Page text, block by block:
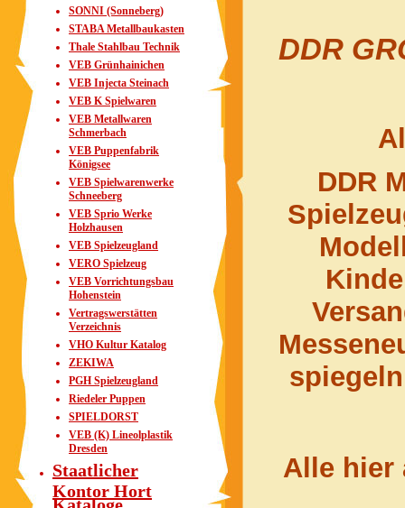
SONNI (Sonneberg)
STABA Metallbaukasten
Thale Stahlbau Technik
VEB Grünhainichen
VEB Injecta Steinach
VEB K Spielwaren
VEB Metallwaren
Schmerbach
VEB Puppenfabrik
Königsee
VEB Spielwarenwerke
Schneeberg
VEB Sprio Werke
Holzhausen
VEB Spielzeugland
VERO Spielzeug
VEB Vorrichtungsbau
Hohenstein
Vertragswerstätten
Verzeichnis
VHO Kultur Katalog
ZEKIWA
PGH Spielzeugland
Riedeler Puppen
SPIELDORST
VEB (K) Lineolplastik
Dresden
Staatlicher
Kontor Hort
Kataloge
DDR
DDR
Alle hier